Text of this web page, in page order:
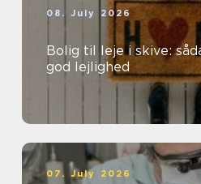
08. July 2026
Bolig til leje i skive:
god lejlighed
07. July 2026